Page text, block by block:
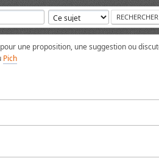
une proposition, une suggestion ou
Pich